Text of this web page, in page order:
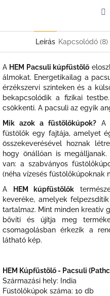
Leírás Kapcsolódó (8)
A HEM Pacsuli kúpfüstölő
álmokat. Energetikailag a
érzékszervi szinteken és a
bekapcsolódik a fizikai
csökkenti. A pacsuli az egyik
Mik azok a füstölőkúpok?A
füstölők egy fajtája, amelyet
összekeverésével hoznak
hogy önállóan is
van: a szabványos
(néha vízesés füstölőkúpoknak
A
HEM kúpfüstölők
keveréke, amelyek
tartalmaz. Mint minden kreatív
bővíti és újítja meg
csomagolásban érkezik a
látható kép.
HEM Kúpfüstölő - Pacsuli
Származási hely: India
Füstölőkúpok száma: 10 db